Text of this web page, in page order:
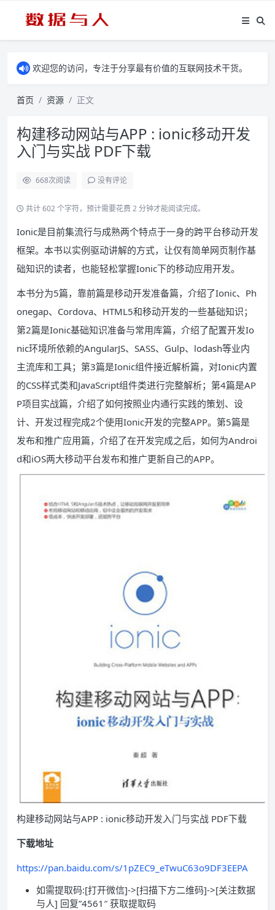
欢迎您的访问，专注于分享最有价值的互联网技术干货。
首页 资源 正文
构建移动网站与APP : ionic移动开发
入门与实战 PDF下载
668次阅读 没有评论
共计 602 个字符，预计需要花费 2 分钟才能阅读完成。
Ionic是目前集流行与成熟两个特点于一身的跨平台移动开发
框架。本书以实例驱动讲解的方式，让仅有简单网页制作基
础知识的读者，也能轻松掌握Ionic下的移动应用开发。
本书分为5篇，靠前篇是移动开发准备篇，介绍了Ionic、Ph
onegap、Cordova、HTML5和移动开发的一些基础知识；
第2篇是Ionic基础知识准备与常用库篇，介绍了配置开发Io
nic环境所依赖的AngularJS、SASS、Gulp、lodash等业内
主流库和工具；第3篇是Ionic组件接近解析篇，对Ionic内置
的CSS样式类和JavaScript组件类进行完整解析；第4篇是AP
P项目实战篇，介绍了如何按照业内通行实践的策划、设
计、开发过程完成2个使用Ionic开发的完整APP。第5篇是
发布和推广应用篇，介绍了在开发完成之后，如何为Androi
d和iOS两大移动平台发布和推广更新自己的APP。
构建移动网站与APP : ionic移动开发入门与实战 PDF下载
下载地址
https://pan.baidu.com/s/1pZEC9_eTwuC63o9DF3EEPA
如需提取码:[打开微信]->[扫描下方二维码]->[关注数据
与人] 回复”4561″ 获取提取码